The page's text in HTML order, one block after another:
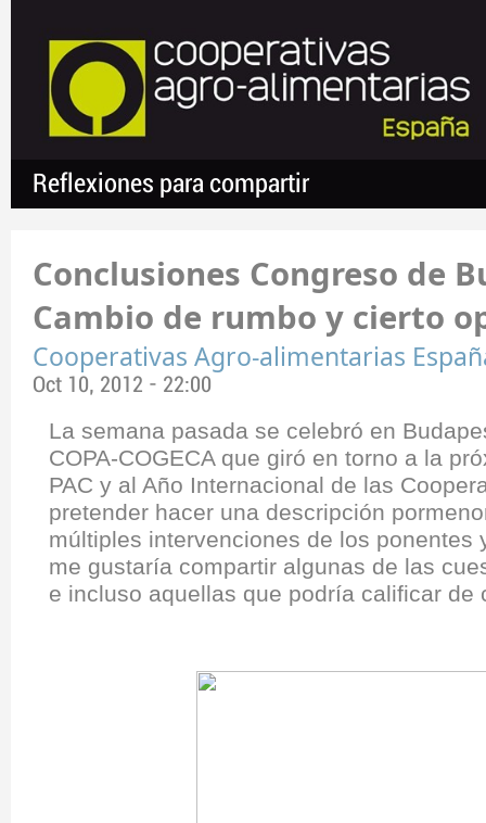
Reflexiones para compartir
Conclusiones Congreso de
Cambio de rumbo y cierto
Cooperativas Agro-alimentarias
Oct 10, 2012 - 22:00
La semana pasada se celebró en
COPA-COGECA que giró en torno a la
PAC y al Año Internacional de las
pretender hacer una descripción
múltiples intervenciones de los ponentes
me gustaría compartir algunas de las
e incluso aquellas que podría calificar de